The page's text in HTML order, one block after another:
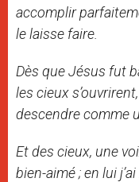
accomplir
le laisse faire.
Dès que Jésus fut
les cieux
descendre comme
Et des cieux, une
bien-aimé ; en lui